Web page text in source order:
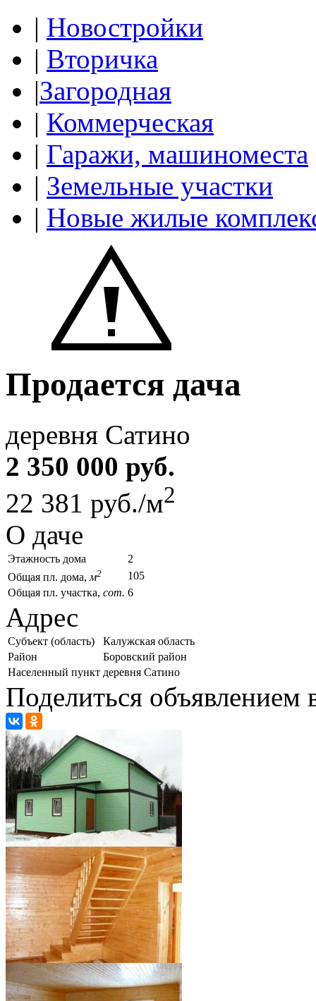
| Новостройки
| Вторичка
|Загородная
| Коммерческая
| Гаражи, машиноместа
| Земельные участки
| Новые жилые
Продается дача
деревня Сатино
2 350 000 руб.
22 381 руб./м2
О даче
Этажность дома
2
Общая пл. дома, м2
105
Общая пл. участка, сот. 6
Адрес
Субъект (область)
Калужская область
Район
Боровский район
Населенный пункт деревня Сатино
Поделиться объявлением